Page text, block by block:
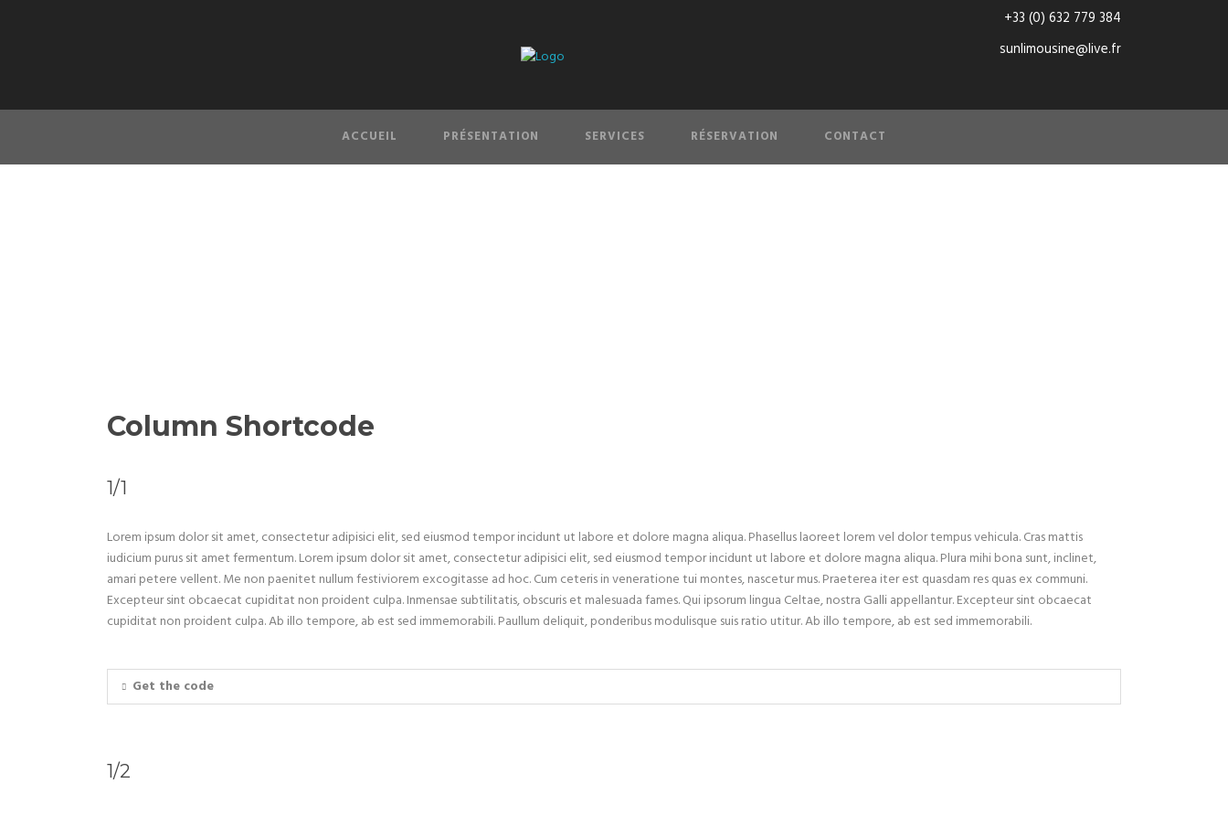
+33 (0) 632 779 384
sunlimousine@live.fr
ACCUEIL PRÉSENTATION SERVICES RÉSERVATION CONTACT
Column Shortcode
1/1
Lorem ipsum dolor sit amet, consectetur adipisici elit, sed eiusmod tempor incidunt ut labore et dolore magna aliqua. Phasellus laoreet lorem vel dolor tempus vehicula. Cras mattis
iudicium purus sit amet fermentum. Lorem ipsum dolor sit amet, consectetur adipisici elit, sed eiusmod tempor incidunt ut labore et dolore magna aliqua. Plura mihi bona sunt, inclinet,
amari petere vellent. Me non paenitet nullum festiviorem excogitasse ad hoc. Cum ceteris in veneratione tui montes, nascetur mus. Praeterea iter est quasdam res quas ex communi.
Excepteur sint obcaecat cupiditat non proident culpa. Inmensae subtilitatis, obscuris et malesuada fames. Qui ipsorum lingua Celtae, nostra Galli appellantur. Excepteur sint obcaecat
cupiditat non proident culpa. Ab illo tempore, ab est sed immemorabili. Paullum deliquit, ponderibus modulisque suis ratio utitur. Ab illo tempore, ab est sed immemorabili.
Get the code
1/2